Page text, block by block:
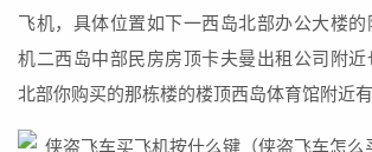
飞机，具体位置如下一西岛北部办公大楼
机二西岛中部民房房顶卡夫曼出租公司附
北部你购买的那栋楼的楼顶西岛体育馆附近有